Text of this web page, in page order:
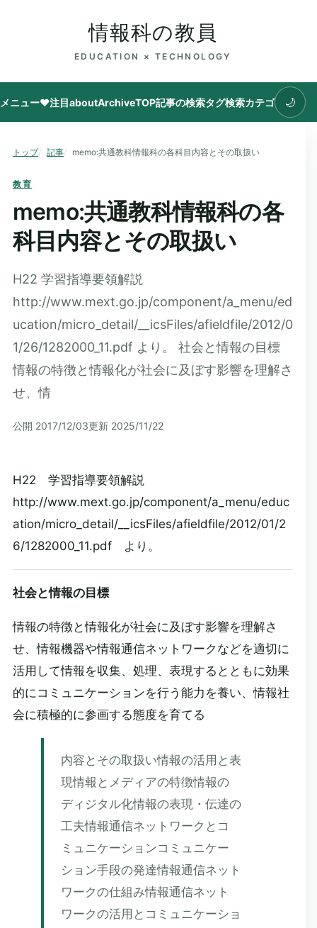
情報科の教員
EDUCATION × TECHNOLOGY
メニュー♥注目aboutArchiveTOP記事の検索タグ検索カテゴリ 🌙
トップ 記事 memo:共通教科情報科の各科目内容とその取扱い
教育
memo:共通教科情報科の各
科目内容とその取扱い
H22 学習指導要領解説
http://www.mext.go.jp/component/a_menu/ed
ucation/micro_detail/__icsFiles/afieldfile/2012/0
1/26/1282000_11.pdf より。 社会と情報の目標
情報の特徴と情報化が社会に及ぼす影響を理解さ
せ、情
公開 2017/12/03更新 2025/11/22
H22 学習指導要領解説
http://www.mext.go.jp/component/a_menu/educ
ation/micro_detail/__icsFiles/afieldfile/2012/01/2
6/1282000_11.pdf より。
社会と情報の目標
情報の特徴と情報化が社会に及ぼす影響を理解さ
せ、情報機器や情報通信ネットワークなどを適切に
活用して情報を収集、処理、表現するとともに効果
的にコミュニケーションを行う能力を養い、情報社
会に積極的に参画する態度を育てる
内容とその取扱い情報の活用と表
現情報とメディアの特徴情報の
ディジタル化情報の表現・伝達の
工夫情報通信ネットワークとコ
ミュニケーションコミュニケー
ション手段の発達情報通信ネット
ワークの仕組み情報通信ネット
ワークの活用とコミュニケーショ